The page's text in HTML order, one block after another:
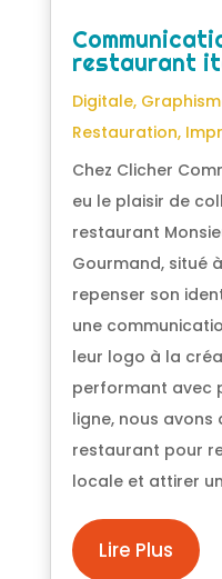
restaurant
Digitale,
Restauration,
Chez Clicher
eu le plaisir de
restaurant
Gourmand, situé
repenser son
une
leur logo à la
performant avec
ligne, nous
restaurant pour
locale et attirer
Lire Plus